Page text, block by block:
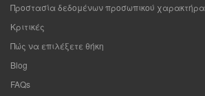
Προστασία δεδομένων προσωπικού χαρακτήρα
Κριτικές
Πώς να επιλέξετε θήκη
Blog
FAQs